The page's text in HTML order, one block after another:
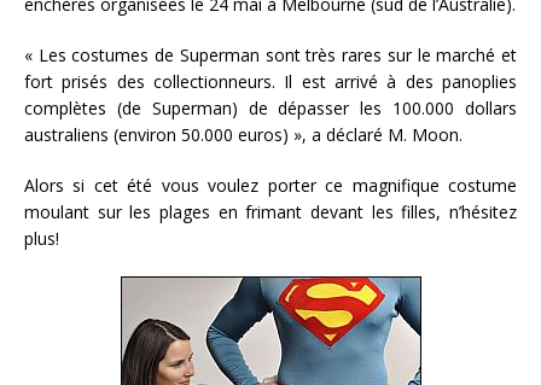
« Les costumes de Superman sont très rares sur le marché et
fort prisés des collectionneurs. Il est arrivé à des panoplies
complètes (de Superman) de dépasser les 100.000 dollars
australiens (environ 50.000 euros) », a déclaré M. Moon.
Alors si cet été vous voulez porter ce magnifique costume
moulant sur les plages en frimant devant les filles, n’hésitez
plus!